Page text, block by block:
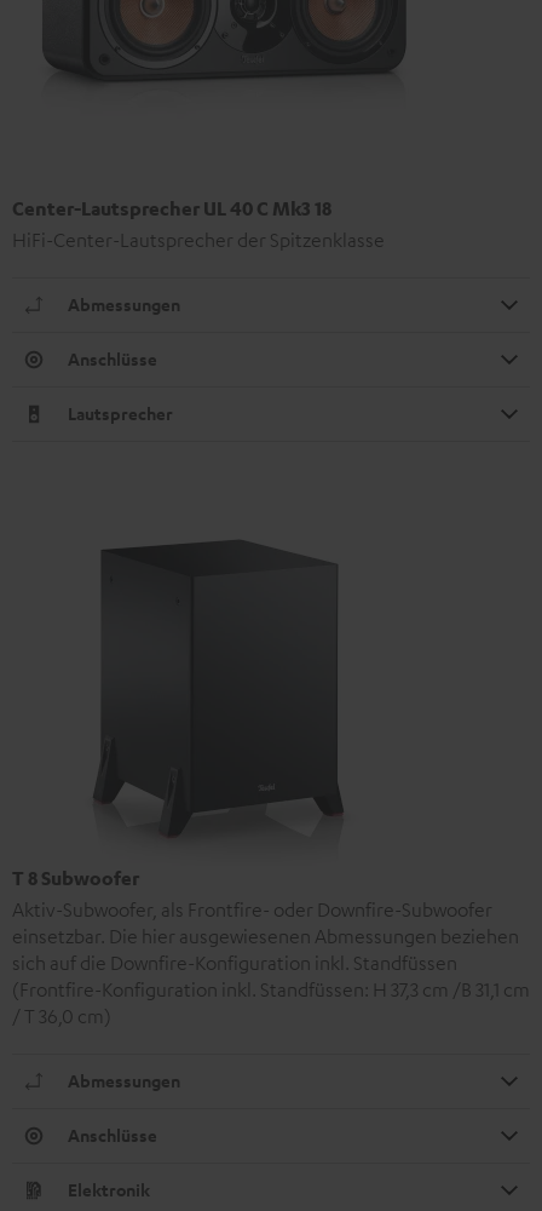
Center-Lautsprecher UL 40 C Mk3 18
HiFi-Center-Lautsprecher der Spitzenklasse
Abmessungen
Anschlüsse
Lautsprecher
T 8 Subwoofer
Aktiv-Subwoofer, als Frontfire- oder Downfire-Subwoofer
einsetzbar. Die hier ausgewiesenen Abmessungen beziehen
sich auf die Downfire-Konfiguration inkl. Standfüssen
(Frontfire-Konfiguration inkl. Standfüssen: H 37,3 cm /B 31,1 cm
/ T 36,0 cm)
Abmessungen
Anschlüsse
Elektronik